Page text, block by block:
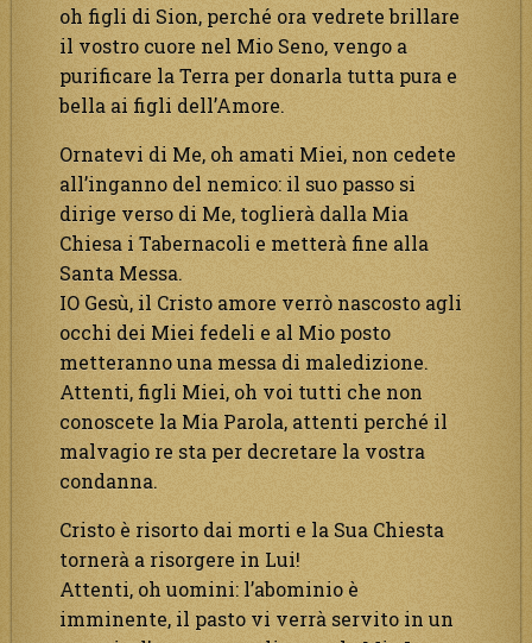
oh figli di Sion, perché ora vedrete brillare
il vostro cuore nel Mio Seno, vengo a
purificare la Terra per donarla tutta pura e
bella ai figli dell’Amore.
Ornatevi di Me, oh amati Miei, non cedete
all’inganno del nemico: il suo passo si
dirige verso di Me, toglierà dalla Mia
Chiesa i Tabernacoli e metterà fine alla
Santa Messa.
IO Gesù, il Cristo amore verrò nascosto agli
occhi dei Miei fedeli e al Mio posto
metteranno una messa di maledizione.
Attenti, figli Miei, oh voi tutti che non
conoscete la Mia Parola, attenti perché il
malvagio re sta per decretare la vostra
condanna.
Cristo è risorto dai morti e la Sua Chiesta
tornerà a risorgere in Lui!
Attenti, oh uomini: l’abominio è
imminente, il pasto vi verrà servito in un